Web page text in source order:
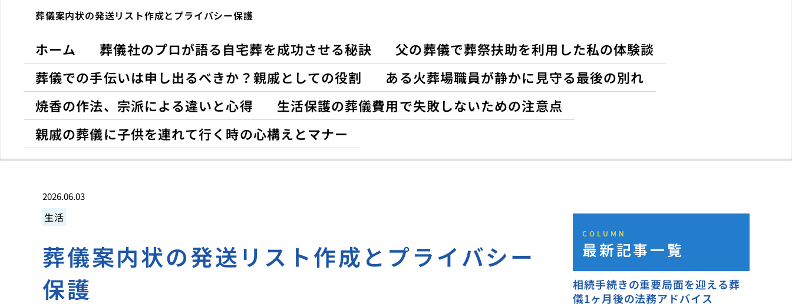
葬儀案内状の発送リスト作成とプライバシー保護
ホーム 葬儀社のプロが語る自宅葬を成功させる秘訣
父の葬儀で葬祭扶助を利用した私の体験談
葬儀での手伝いは申し出るべきか？親戚としての役割
ある火葬場職員が静かに見守る最後の別れ
焼香の作法、宗派による違いと心得
生活保護の葬儀費用で失敗しないための注意点
親戚の葬儀に子供を連れて行く時の心構えとマナー
2026.06.03
生活
葬儀案内状の発送リスト作成とプライバシー
保護
COLUMN
最新記事一覧
相続手続きの重要局面を迎える葬
儀1ヶ月後の法務アドバイス